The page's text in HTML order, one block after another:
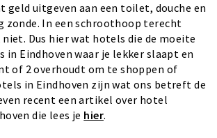
geld uitgeven aan een toilet, douche en
zonde. In een schroothoop terecht
Dus hier wat hotels die de moeite
in Eindhoven waar je lekker slaapt en
of 2 overhoudt om te shoppen of
in Eindhoven zijn wat ons betreft de
recent een artikel over hotel
die lees je hier.